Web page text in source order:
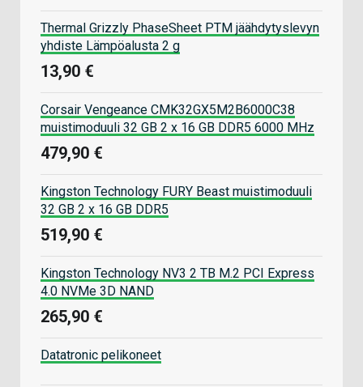
Thermal Grizzly PhaseSheet PTM jäähdytyslevyn
yhdiste Lämpöalusta 2 g
13,90 €
Corsair Vengeance CMK32GX5M2B6000C38
muistimoduuli 32 GB 2 x 16 GB DDR5 6000 MHz
479,90 €
Kingston Technology FURY Beast muistimoduuli
32 GB 2 x 16 GB DDR5
519,90 €
Kingston Technology NV3 2 TB M.2 PCI Express
4.0 NVMe 3D NAND
265,90 €
Datatronic pelikoneet